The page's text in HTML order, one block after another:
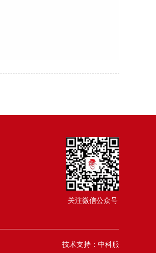
关注微信公众号
技术支持：中科服